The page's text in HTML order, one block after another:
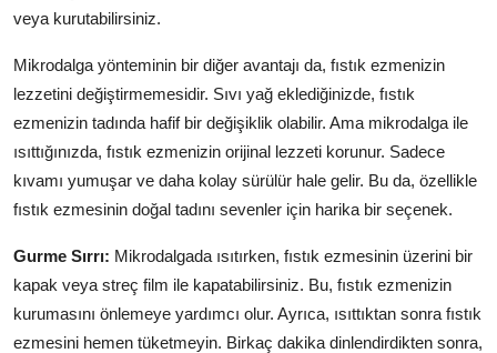
veya kurutabilirsiniz.
Mikrodalga yönteminin bir diğer avantajı da, fıstık ezmenizin
lezzetini değiştirmemesidir. Sıvı yağ eklediğinizde, fıstık
ezmenizin tadında hafif bir değişiklik olabilir. Ama mikrodalga ile
ısıttığınızda, fıstık ezmenizin orijinal lezzeti korunur. Sadece
kıvamı yumuşar ve daha kolay sürülür hale gelir. Bu da, özellikle
fıstık ezmesinin doğal tadını sevenler için harika bir seçenek.
Gurme Sırrı: Mikrodalgada ısıtırken, fıstık ezmesinin üzerini bir
kapak veya streç film ile kapatabilirsiniz. Bu, fıstık ezmenizin
kurumasını önlemeye yardımcı olur. Ayrıca, ısıttıktan sonra fıstık
ezmesini hemen tüketmeyin. Birkaç dakika dinlendirdikten sonra,